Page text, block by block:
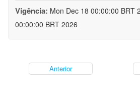
Vigência: Mon Dec 18 00:00:00 BRT
00:00:00 BRT 2026
Anterior